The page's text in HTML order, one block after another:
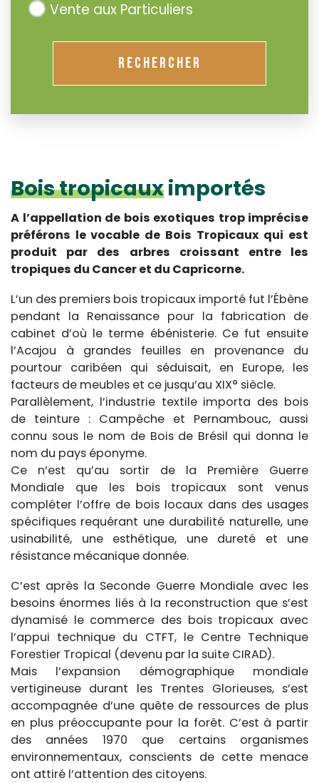
Vente aux Particuliers
RECHERCHER
Bois tropicauximportés
A l’appellation de bois exotiques trop imprécise
préférons le vocable de Bois Tropicaux qui est
produit par des arbres croissant entre les
tropiques du Cancer et du Capricorne.
L’un des premiers bois tropicaux importé fut l’Ébène
pendant la Renaissance pour la fabrication de
cabinet d’où le terme ébénisterie. Ce fut ensuite
l’Acajou à grandes feuilles en provenance du
pourtour caribéen qui séduisait, en Europe, les
facteurs de meubles et ce jusqu’au XIX° siècle.
Parallèlement, l’industrie textile importa des bois
de teinture : Campêche et Pernambouc, aussi
connu sous le nom de Bois de Brésil qui donna le
nom du pays éponyme.
Ce n’est qu’au sortir de la Première Guerre
Mondiale que les bois tropicaux sont venus
compléter l’offre de bois locaux dans des usages
spécifiques requérant une durabilité naturelle, une
usinabilité, une esthétique, une dureté et une
résistance mécanique donnée.
C’est après la Seconde Guerre Mondiale avec les
besoins énormes liés à la reconstruction que s’est
dynamisé le commerce des bois tropicaux avec
l’appui technique du CTFT, le Centre Technique
Forestier Tropical (devenu par la suite CIRAD).
Mais l’expansion démographique mondiale
vertigineuse durant les Trentes Glorieuses, s’est
accompagnée d’une quête de ressources de plus
en plus préoccupante pour la forêt. C’est à partir
des années 1970 que certains organismes
environnementaux, conscients de cette menace
ont attiré l’attention des citoyens.